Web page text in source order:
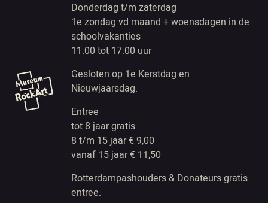
Donderdag t/m zaterdag
1e zondag vd maand + woensdagen in de
schoolvakanties
11.00 tot 17.00 uur
Gesloten op 1e Kerstdag en
Nieuwjaarsdag.
Entree
tot 8 jaar gratis
8 t/m 15 jaar € 9,00
vanaf 15 jaar € 11,50
Rotterdampashouders & Donateurs gratis
entree.